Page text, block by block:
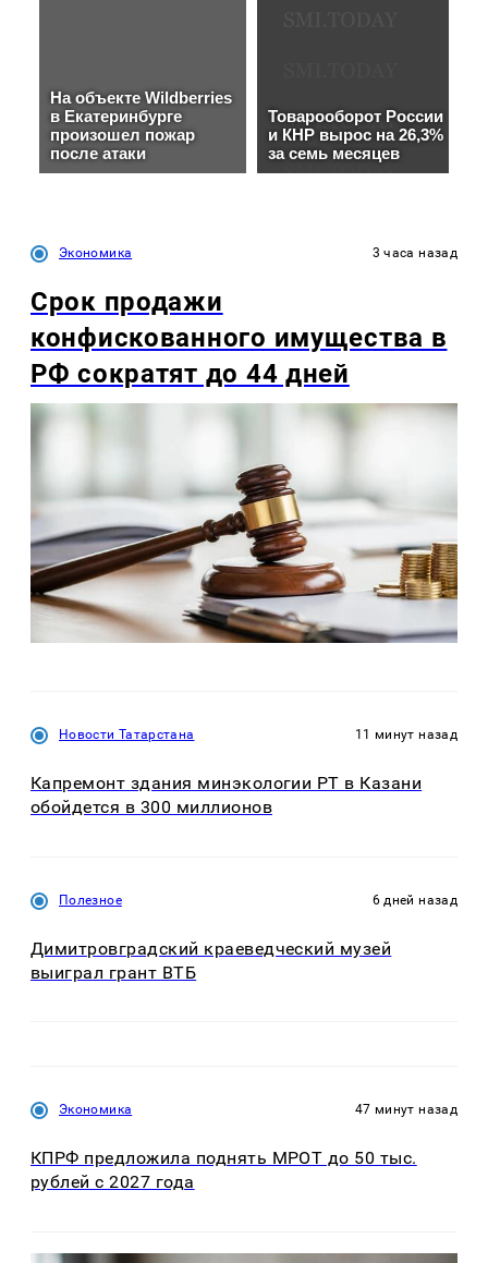
Экономика 3 часа назад
Срок продажи
конфискованного имущества в
РФ сократят до 44 дней
Новости Татарстана 11 минут назад
Капремонт здания минэкологии РТ в Казани
обойдется в 300 миллионов
Полезное 6 дней назад
Димитровградский краеведческий музей
выиграл грант ВТБ
Экономика 47 минут назад
КПРФ предложила поднять МРОТ до 50 тыс.
рублей с 2027 года